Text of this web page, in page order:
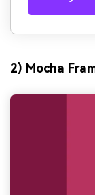
2) Mocha